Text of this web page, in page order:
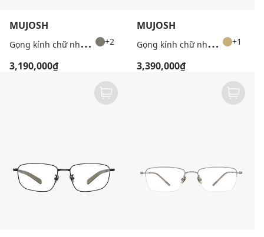
MUJOSH
G
ọng kính chữ nhật unisex bản mảnh +2
3,190,000₫
MUJOSH
G
ọng kính chữ nhật unisex bản mảnh +1
3,390,000₫